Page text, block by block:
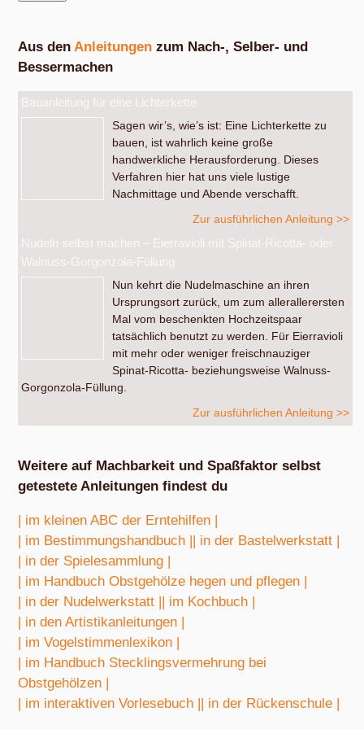
Aus den Anleitungen zum Nach-, Selber- und
Bessermachen
Bauanleitung für eine Lichterkette
Sagen wir’s, wie’s ist: Eine Lichterkette zu
bauen, ist wahrlich keine große
handwerkliche Herausforderung. Dieses
Verfahren hier hat uns viele lustige
Nachmittage und Abende verschafft.
Zur ausführlichen Anleitung >>
Nudeln selbst machen – Eierravioli mit Spinat-Ricotta- oder
Walnuss-Gorgonzola-Füllung
Nun kehrt die Nudelmaschine an ihren
Ursprungsort zurück, um zum allerallerersten
Mal vom beschenkten Hochzeitspaar
tatsächlich benutzt zu werden. Für Eierravioli
mit mehr oder weniger freischnauziger
Spinat-Ricotta- beziehungsweise Walnuss-
Gorgonzola-Füllung.
Zur ausführlichen Anleitung >>
Weitere auf Machbarkeit und Spaßfaktor selbst
getestete Anleitungen findest du
| im kleinen ABC der Erntehilfen |
| im Bestimmungshandbuch |
| in der Bastelwerkstatt |
| in der Spielesammlung |
| im Handbuch Obstgehölze hegen und pflegen |
| in der Nudelwerkstatt |
| im Kochbuch |
| in den Artistikanleitungen |
| im Vogelstimmenlexikon |
| im Handbuch Stecklingsvermehrung bei
Obstgehölzen |
| im interaktiven Vorlesebuch |
| in der Rückenschule |